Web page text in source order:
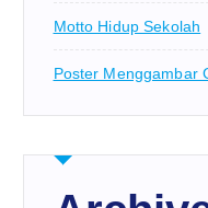
Motto Hidup Sekolah
Poster Menggambar